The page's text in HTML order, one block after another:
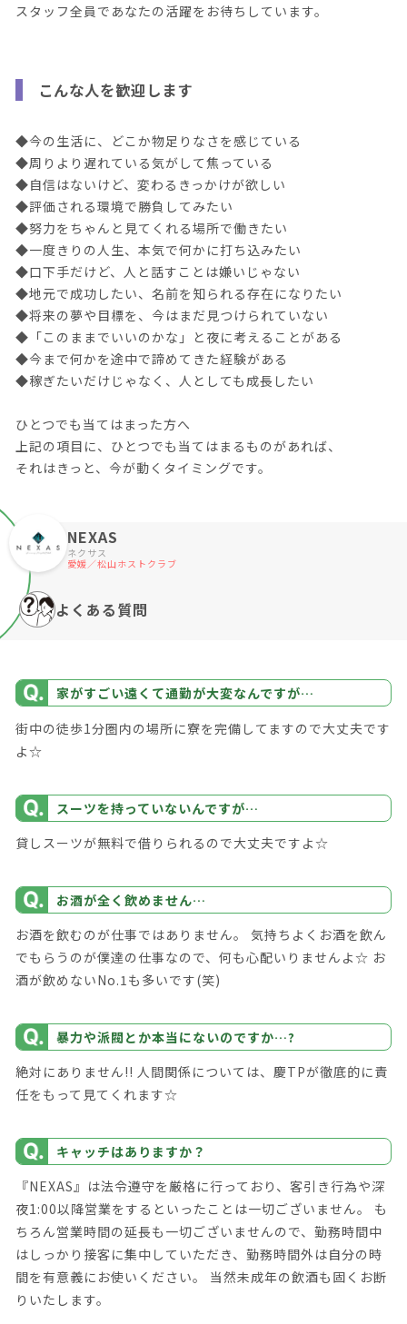
スタッフ全員であなたの活躍をお待ちしています。
こんな人を歓迎します
◆今の生活に、どこか物足りなさを感じている
◆周りより遅れている気がして焦っている
◆自信はないけど、変わるきっかけが欲しい
◆評価される環境で勝負してみたい
◆努力をちゃんと見てくれる場所で働きたい
◆一度きりの人生、本気で何かに打ち込みたい
◆口下手だけど、人と話すことは嫌いじゃない
◆地元で成功したい、名前を知られる存在になりたい
◆将来の夢や目標を、今はまだ見つけられていない
◆「このままでいいのかな」と夜に考えることがある
◆今まで何かを途中で諦めてきた経験がある
◆稼ぎたいだけじゃなく、人としても成長したい
ひとつでも当てはまった方へ
上記の項目に、ひとつでも当てはまるものがあれば、
それはきっと、今が動くタイミングです。
NEXAS
ネクサス
愛媛／松山ホストクラブ
よくある質問
家がすごい遠くて通勤が大変なんですが…
街中の徒歩1分圏内の場所に寮を完備してますので大丈夫です
よ☆
スーツを持っていないんですが…
貸しスーツが無料で借りられるので大丈夫ですよ☆
お酒が全く飲めません…
お酒を飲むのが仕事ではありません。 気持ちよくお酒を飲ん
でもらうのが僕達の仕事なので、何も心配いりませんよ☆ お
酒が飲めないNo.1も多いです(笑)
暴力や派閥とか本当にないのですか…?
絶対にありません!! 人間関係については、慶TPが徹底的に責
任をもって見てくれます☆
キャッチはありますか？
『NEXAS』は法令遵守を厳格に行っており、客引き行為や深
夜1:00以降営業をするといったことは一切ございません。 も
ちろん営業時間の延長も一切ございませんので、勤務時間中
はしっかり接客に集中していただき、勤務時間外は自分の時
間を有意義にお使いください。 当然未成年の飲酒も固くお断
りいたします。